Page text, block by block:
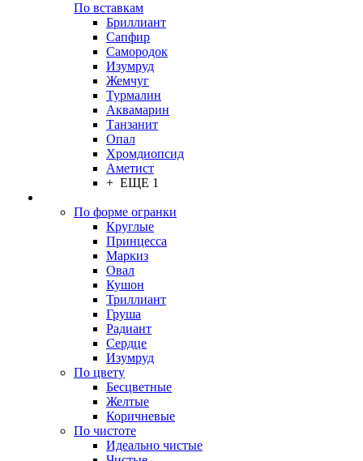
По вставкам
Бриллиант
Сапфир
Самородок
Изумруд
Жемчуг
Турмалин
Аквамарин
Танзанит
Опал
Хромдиопсид
Аметист
+ ЕЩЕ 1
По форме огранки
Круглые
Принцесса
Маркиз
Овал
Кушон
Триллиант
Груша
Радиант
Сердце
Изумруд
По цвету
Бесцветные
Желтые
Коричневые
По чистоте
Идеально чистые